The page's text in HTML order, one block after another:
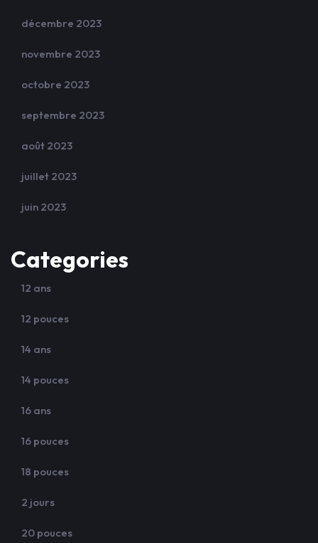
décembre 2023
novembre 2023
octobre 2023
septembre 2023
août 2023
juillet 2023
juin 2023
Categories
12 ans
12 pouces
14 ans
14 pouces
16 ans
16 pouces
18 pouces
2 jours
20 pouces